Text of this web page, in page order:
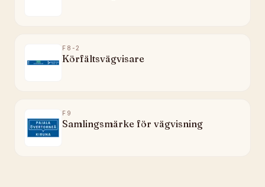
F8-2
Körfältsvägvisare
F9
Samlingsmärke för vägvisning